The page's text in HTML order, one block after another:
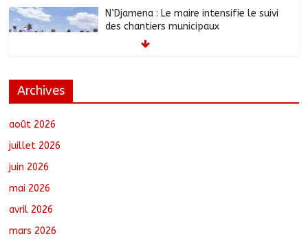
N’Djamena : Le maire intensifie le suivi
des chantiers municipaux
août 7, 2026
orientés vers leur avenir
Archives
août 2026
juillet 2026
juin 2026
mai 2026
avril 2026
mars 2026